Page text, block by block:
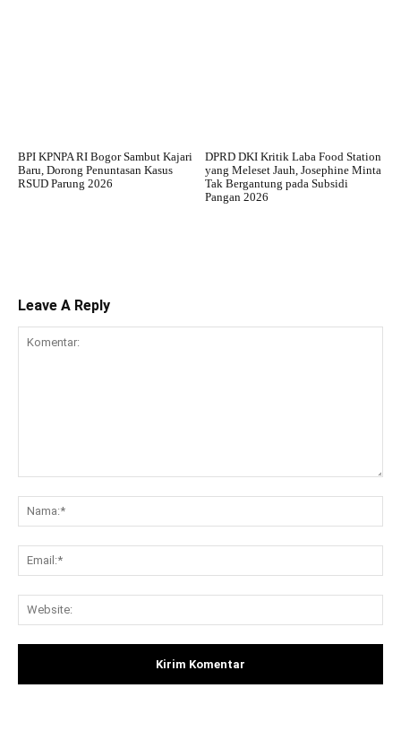
BPI KPNPA RI Bogor Sambut Kajari
Baru, Dorong Penuntasan Kasus
RSUD Parung 2026
DPRD DKI Kritik Laba Food Station
yang Meleset Jauh, Josephine Minta
Tak Bergantung pada Subsidi
Pangan 2026
Leave A Reply